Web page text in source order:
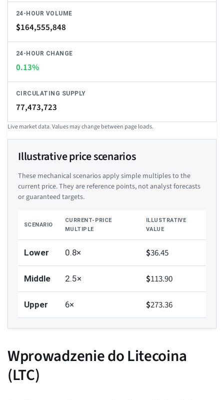
24-HOUR VOLUME
$164,555,848
24-HOUR CHANGE
0.13%
CIRCULATING SUPPLY
77,473,723
Live market data. Values may change between page loads.
Illustrative price scenarios
These mechanical scenarios apply simple multiples to the
current price. They are reference points, not analyst forecasts
or guaranteed targets.
SCENARIO
CURRENT-PRICE
MULTIPLE
ILLUSTRATIVE
VALUE
Lower 0.8× $36.45
Middle 2.5× $113.90
Upper 6× $273.36
Wprowadzenie do Litecoina
(LTC)